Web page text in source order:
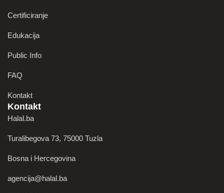
Certificiranje
Edukacija
Public Info
FAQ
Kontakt
Kontakt
Halal.ba
Turalibegova 73, 75000 Tuzla
Bosna i Hercegovina
agencija@halal.ba